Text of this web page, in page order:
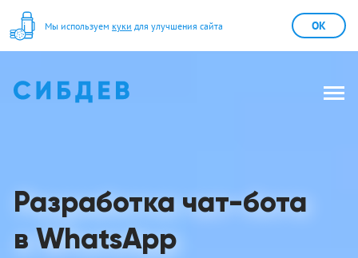
Мы используем куки для улучшения сайта OK
Разработка чат-бота
в WhatsApp